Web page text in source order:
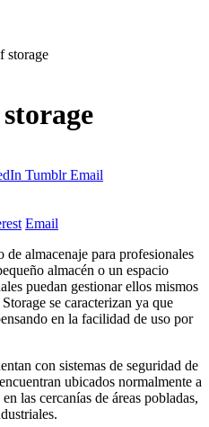
storage
Tumblr Email
Email
almacenaje para profesionales
almacén o un espacio
puedan gestionar ellos mismos
se caracterizan ya que
en la facilidad de uso por
con sistemas de seguridad de
ubicados normalmente a
las cercanías de áreas pobladas,